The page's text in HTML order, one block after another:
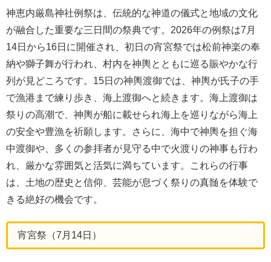
神恵内厳島神社例祭は、伝統的な神道の儀式と地域の文化
が融合した重要な三日間の祭典です。2026年の例祭は7月
14日から16日に開催され、初日の宵宮祭では松前神楽の奉
納や獅子舞が行われ、村内を神輿とともに巡る賑やかな行
列が見どころです。15日の神輿渡御では、神輿が氏子の手
で漁港まで練り歩き、海上渡御へと続きます。海上渡御は
祭りの高潮で、神輿が船に載せられ海上を巡りながら海上
の安全や豊漁を祈願します。さらに、海中で神輿を担ぐ海
中渡御や、多くの参拝者が見守る中で火渡りの神事も行わ
れ、厳かな雰囲気と活気に満ちています。これらの行事
は、土地の歴史と信仰、芸能が息づく祭りの真髄を体験で
きる絶好の機会です。
宵宮祭（7月14日）